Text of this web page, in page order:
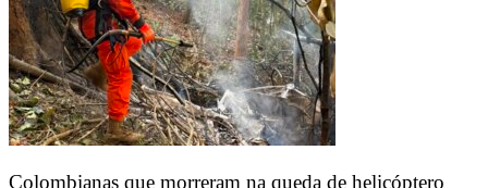
Colombianas que morreram na queda de helicóptero